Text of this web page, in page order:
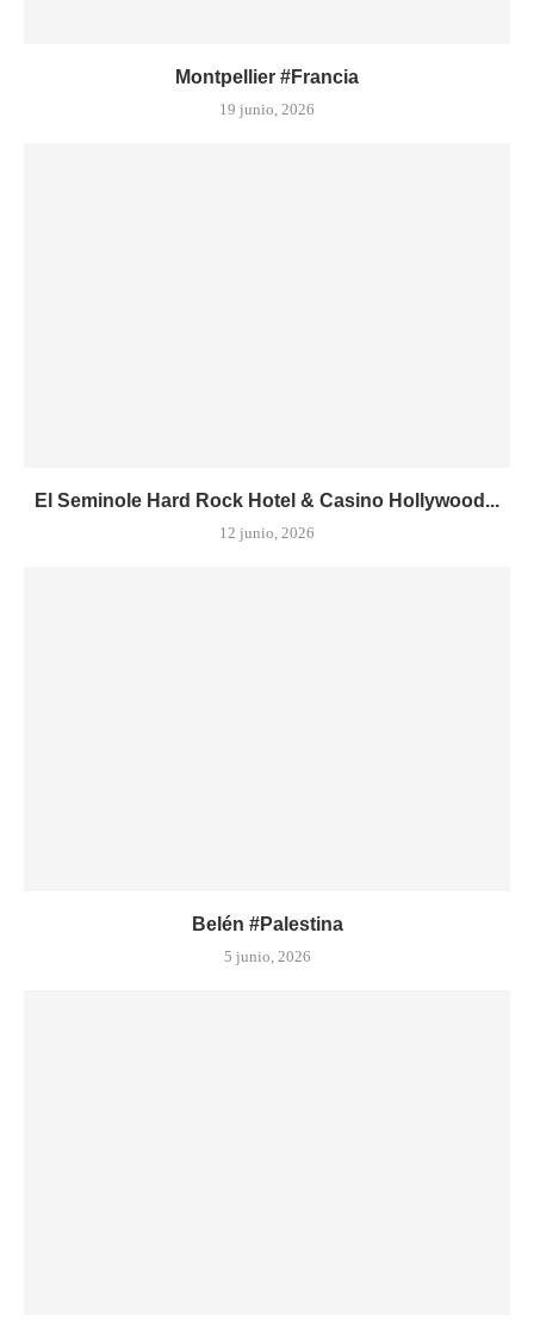
Montpellier #Francia
19 junio, 2026
El Seminole Hard Rock Hotel & Casino Hollywood...
12 junio, 2026
Belén #Palestina
5 junio, 2026